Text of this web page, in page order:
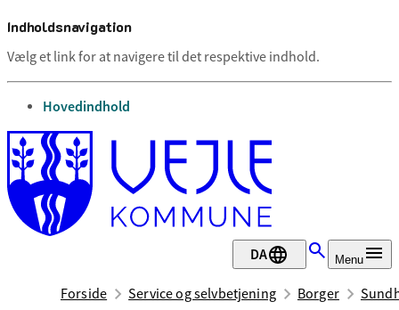
Indholdsnavigation
Vælg et link for at navigere til det respektive indhold.
gå til
Hovedindhold
DA Menu
Forside Service og selvbetjening Borger